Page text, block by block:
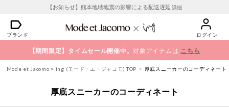
【お知らせ】熊本地域地震の影響による配送遅延 詳細
ブランド ログイン
【期間限定】タイムセール開催中。対象アイテムは こちら
Mode et Jacomo × ing (モード・エ・ジャコモ) TOP 厚底スニーカーのコーディネート
厚底スニーカーのコーディネート